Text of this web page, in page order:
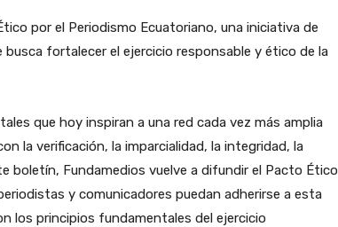
por el Periodismo Ecuatoriano, una iniciativa de
fortalecer el ejercicio responsable y ético de la
que hoy inspiran a una red cada vez más amplia
la verificación, la imparcialidad, la integridad, la
boletín, Fundamedios vuelve a difundir el Pacto Ético
y comunicadores puedan adherirse a esta
los principios fundamentales del ejercicio